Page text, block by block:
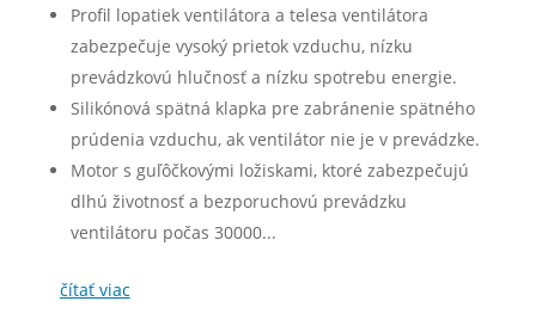
Profil lopatiek ventilátora a telesa ventilátora
zabezpečuje vysoký prietok vzduchu, nízku
prevádzkovú hlučnosť a nízku spotrebu energie.
Silikónová spätná klapka pre zabránenie spätného
prúdenia vzduchu, ak ventilátor nie je v prevádzke.
Motor s guľôčkovými ložiskami, ktoré zabezpečujú
dlhú životnosť a bezporuchovú prevádzku
ventilátoru počas 30000...
čítať viac